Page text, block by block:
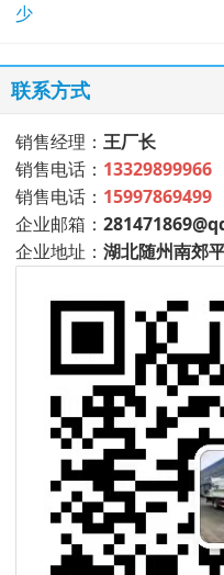
少
联系方式
销售经理： 王厂长
销售电话： 13329899966
销售电话： 15997869499
企业邮箱：
企业地址： 湖北随州南郊